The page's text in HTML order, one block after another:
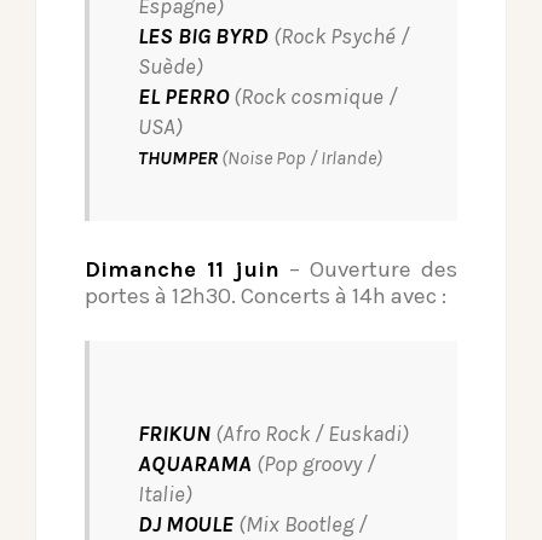
Espagne)
LES BIG BYRD (Rock Psyché /
Suède)
EL PERRO(Rock cosmique /
USA)
THUMPER (Noise Pop / Irlande)
Dimanche 11 juin – Ouverture des
portes à 12h30. Concerts à 14h avec :
FRIKUN (Afro Rock / Euskadi)
AQUARAMA (Pop groovy /
Italie)
DJ MOULE (Mix Bootleg /